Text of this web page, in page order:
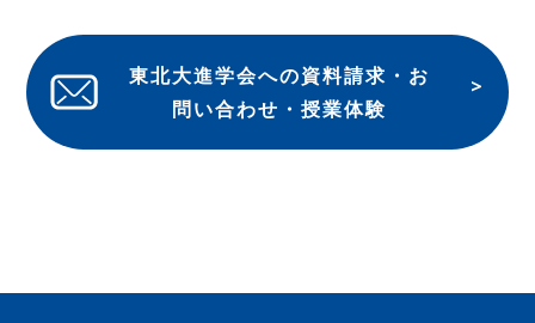
東北大進学会への資料請求・お
問い合わせ・授業体験